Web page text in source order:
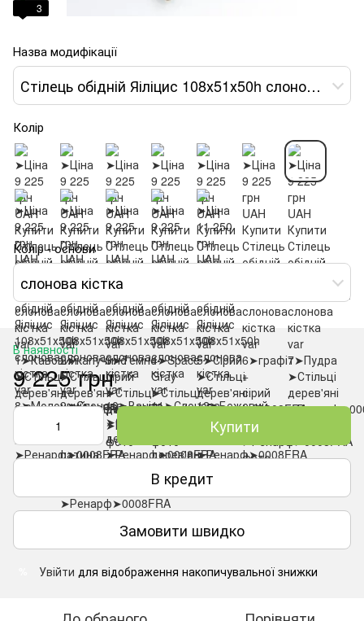
3
Назва модифікації
Стілець обідній Яіліцис 108х51х50h слонова кістка var 7
Колір
Колір - основи
слонова кістка
В наявності
9 225 грн
Купити
В кредит
Замовити швидко
Увійти для відображення накопичувальної знижки